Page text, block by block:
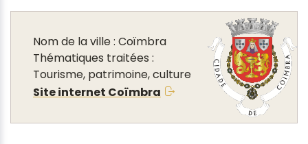
Nom de la ville : Coïmbra
Thématiques traitées :
Tourisme, patrimoine, culture
Site internet Coïmbra